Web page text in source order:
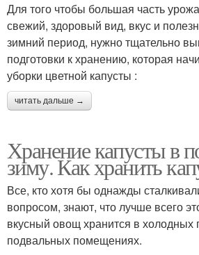
Для того чтобы большая часть
свежий, здоровый вид, вкус и
зимний период, нужно тщательно
подготовки к хранению, которая
уборки цветной капусты :
читать дальше →
Хранение капусты в
зиму. Как хранить
Все, кто хотя бы однажды
вопросом, знают, что лучше всего
вкусный овощ хранится в холодных
подвальных помещениях.